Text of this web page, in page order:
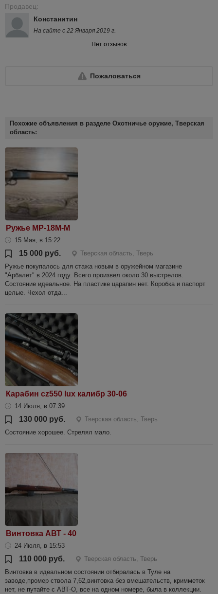
Продавец:
Констанитин
На сайте с 22 Января 2019 г.
Нет отзывов
Пожаловаться
Похожие объявления в разделе Охотничье оружие, Тверская
область:
Ружье МР-18М-М
15 Мая, в 15:22
15 000 руб.
Тверская область, Тверь
Ружье покупалось для стажа новым в оружейном магазине
"Арбалет" в 2024 году. Всего произвел около 30 выстрелов.
Состояние идеальное. На пластике царапин нет. Коробка и паспорт
целые. Чехол отда...
Карабин cz550 lux калибр 30-06
14 Июля, в 07:39
130 000 руб.
Тверская область, Тверь
Состояние хорошее. Стрелял мало.
Винтовка АВТ - 40
24 Июля, в 15:53
110 000 руб.
Тверская область, Тверь
Винтовка в идеальном состоянии отбиралась в Туле на
заводе,промер ствола 7,62,винтовка без вмешательств, кримметок
нет, не путайте с АВТ-О, все на одном номере, была в коллекции.